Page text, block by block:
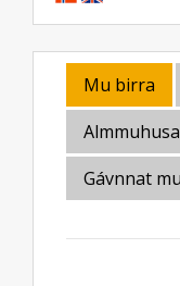
Mu birra
Gávnnat